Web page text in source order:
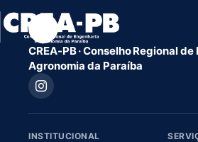
CREA-PB · Conselho Regional
Agronomia da Paraíba
INSTITUCIONAL